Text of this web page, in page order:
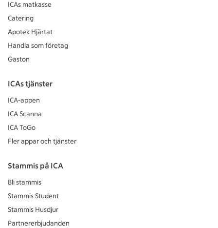
ICAs matkasse
Catering
Apotek Hjärtat
Handla som företag
Gaston
ICAs tjänster
ICA-appen
ICA Scanna
ICA ToGo
Fler appar och tjänster
Stammis på ICA
Bli stammis
Stammis Student
Stammis Husdjur
Partnererbjudanden